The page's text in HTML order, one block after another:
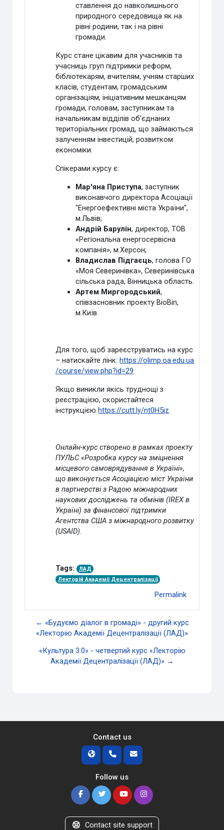
ставлення до навколишнього
природного середовища як на
рівні родини, так і на рівні
громади.
Курс стане цікавим для учасників та
учасниць груп підтримки реформ,
бібліотекарям, вчителям, учням старших
класів, студентам, громадським
організаціям, ініціативним мешканцям
громади, головам, заступникам та
начальникам відділів об’єднаних
територіальних громад, що займаються
залученням інвестицій, розвитком
економіки.
Спікерами курсу є:
Мар'яна Приступа, заступник
виконавчого директора Асоціації
"Енергоефективні міста України",
м.Львів;
Андрій Барулін, директор, ТОВ
«Регіональна енергосервісна
компанія»,м.Херсон;
Владислав Підгаєць, голова ГО
«Моя Северинівка», Северинівська
сільська рада, Вінницька область.
Артем Миргородський,
співзасновник проекту BioBin,
м.Київ.
Для того, щоб зареєструватись на курс
– натискайте лінк:https://olimp.oa.edu.ua
/course/view.php?id=29
Якщо виникли якісь труднощі з
реєстрацією, скористайтеся
інструкцієюhttps://cutt.ly/nt0H5jz
Онлайн-курс створено в рамках проекту
ПУЛЬС «Розробка курсу на зміцнення
місцевого самоврядування в Україні»,
що виконується Асоціацією міст України
в партнерстві з Радою міжнародних
наукових досліджень та обмінів (IREXв
Україні) за фінансової підтримки
Агентства США з міжнародного розвитку
(USAID).
Tags:
ЛАД
Лекторій Академії Децентралізації
Permalink
← «Будуємо діалог в громаді» - другий курс
«Лекторію Академії Децентралізації (ЛАД)»
«Культура 3.0» - четвертий курс «Лекторію
Академії Децентралізації (ЛАД)» →
Contact us
Follow us
Contact site support